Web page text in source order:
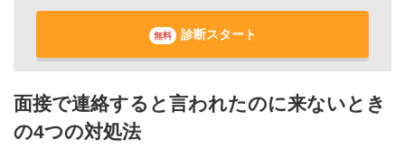
無料 診断スタート
面接で連絡すると言われたのに来ないとき
の4つの対処法